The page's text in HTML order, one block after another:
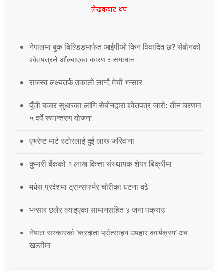
लेखकबाट थप
नेपालमा बुक बिल्डिङमार्फत आईपीओ किन विवादित छ? सेबोनको
श्वेतपत्रले औंल्याएका कारण र समाधान
राजस्व लक्ष्यतर्फ उकालो लाग्दै मेची भन्सार
पूँजी बजार सुधारका लागि सेबोनद्वारा श्वेतपत्र जारी: तीन चरणमा
५ वर्षे रूपान्तरण योजना
एभरेष्ट मार्ट स्टोरलाई दुई लाख जरिवाना
कुमारी बैंकको १ लाख कित्ता संस्थापक शेयर बिक्रीमा
मधेस प्रदेशमा ट्रान्सफर्मर चोरीका घटना बढे
भन्सार छलेर ल्याइएका सामानसहित ४ जना पक्राउ
नेपाल सरकारको ‘करदाता प्रोत्साहन उपहार कार्यक्रम’ अब
खल्तीमा